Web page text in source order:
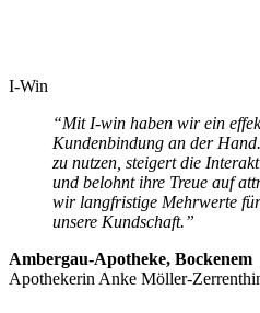
I-Win
“Mit I-win haben wir ein
Kundenbindung an der
zu nutzen, steigert die
und belohnt ihre Treue auf
wir langfristige Mehrwerte
unsere Kundschaft.”
Ambergau-Apotheke, Bockenem
Apothekerin Anke Möller-